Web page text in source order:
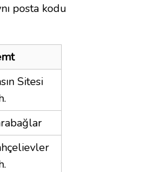
posta kodu
Sitesi